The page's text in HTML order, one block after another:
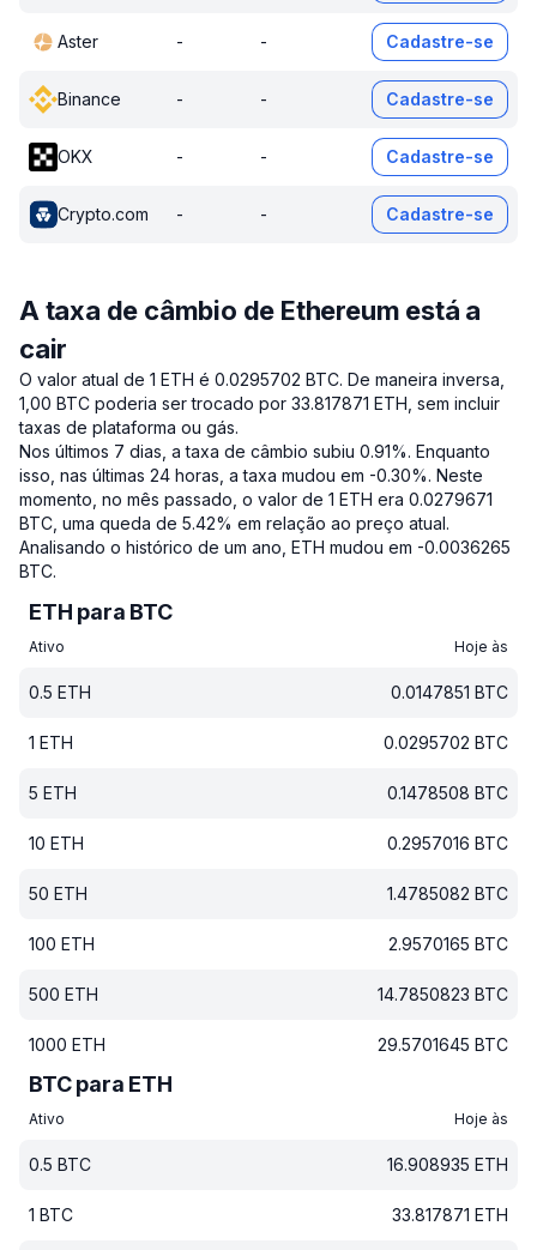
Aster - - Cadastre-se
Binance - - Cadastre-se
OKX - - Cadastre-se
Crypto.com - - Cadastre-se
A taxa de câmbio de Ethereum está a
cair
O valor atual de 1 ETH é 0.0295702 BTC. De maneira inversa,
1,00 BTC poderia ser trocado por 33.817871 ETH, sem incluir
taxas de plataforma ou gás.
Nos últimos 7 dias, a taxa de câmbio subiu 0.91%. Enquanto
isso, nas últimas 24 horas, a taxa mudou em -0.30%. Neste
momento, no mês passado, o valor de 1 ETH era 0.0279671
BTC, uma queda de 5.42% em relação ao preço atual.
Analisando o histórico de um ano, ETH mudou em -0.0036265
BTC.
ETH para BTC
Ativo Hoje às
0.5 ETH 0.0147851 BTC
1 ETH 0.0295702 BTC
5 ETH 0.1478508 BTC
10 ETH 0.2957016 BTC
50 ETH 1.4785082 BTC
100 ETH 2.9570165 BTC
500 ETH 14.7850823 BTC
1000 ETH 29.5701645 BTC
BTC para ETH
Ativo Hoje às
0.5 BTC 16.908935 ETH
1 BTC 33.817871 ETH